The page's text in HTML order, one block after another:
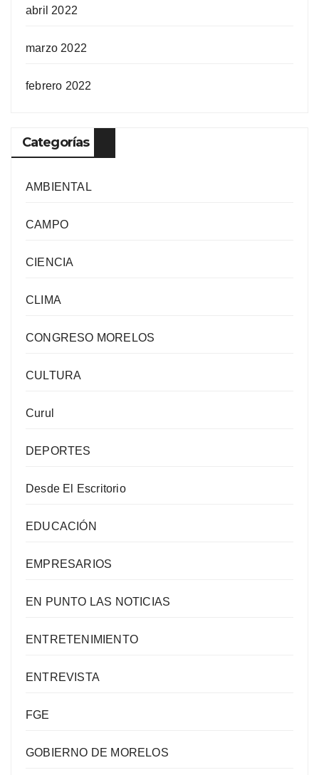
abril 2022
marzo 2022
febrero 2022
Categorías
AMBIENTAL
CAMPO
CIENCIA
CLIMA
CONGRESO MORELOS
CULTURA
Curul
DEPORTES
Desde El Escritorio
EDUCACIÓN
EMPRESARIOS
EN PUNTO LAS NOTICIAS
ENTRETENIMIENTO
ENTREVISTA
FGE
GOBIERNO DE MORELOS